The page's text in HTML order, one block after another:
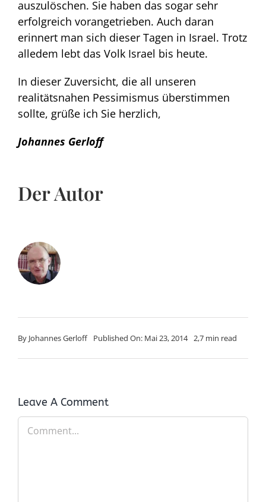
auszulöschen. Sie haben das sogar sehr
erfolgreich vorangetrieben. Auch daran
erinnert man sich dieser Tagen in Israel. Trotz
alledem lebt das Volk Israel bis heute.
In dieser Zuversicht, die all unseren
realitätsnahen Pessimismus überstimmen
sollte, grüße ich Sie herzlich,
Johannes Gerloff
Der Autor
By Johannes Gerloff Published On: Mai 23, 2014 2,7 min read
Leave A Comment
Comment